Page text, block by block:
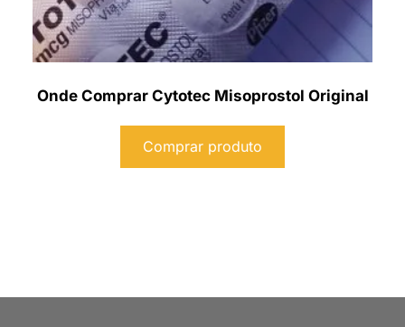
Onde Comprar Cytotec Misoprostol Original
Comprar produto